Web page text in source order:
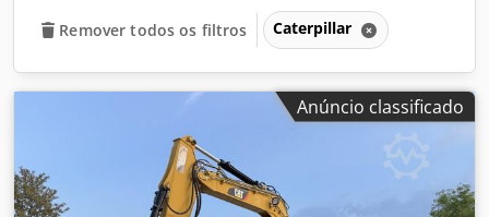
Remover todos os filtros Caterpillar
Anúncio classificado